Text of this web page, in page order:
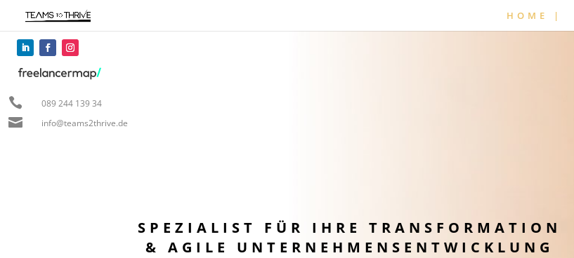
HOME |
 089 244 139 34
 info@teams2thrive.de
SPEZIALIST FÜR IHRE TRANSFORMATION
& AGILE UNTERNEHMENSENTWICKLUNG